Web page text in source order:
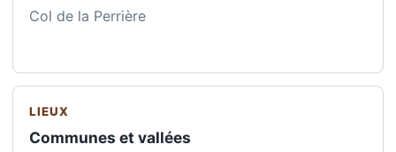
Col de la Perrière
LIEUX
Communes et vallées